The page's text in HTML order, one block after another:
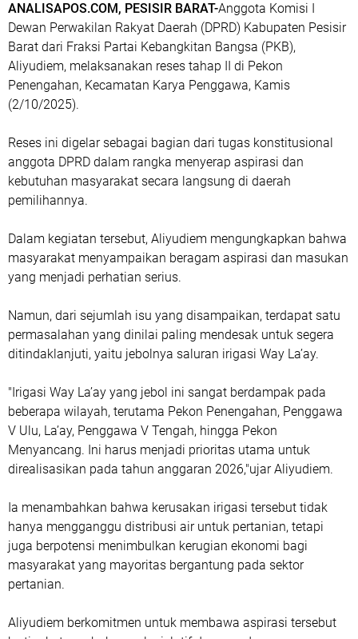
ANALISAPOS.COM, PESISIR BARAT-Anggota Komisi I
Dewan Perwakilan Rakyat Daerah (DPRD) Kabupaten Pesisir
Barat dari Fraksi Partai Kebangkitan Bangsa (PKB),
Aliyudiem, melaksanakan reses tahap II di Pekon
Penengahan, Kecamatan Karya Penggawa, Kamis
(2/10/2025).
‎Reses ini digelar sebagai bagian dari tugas konstitusional
anggota DPRD dalam rangka menyerap aspirasi dan
kebutuhan masyarakat secara langsung di daerah
pemilihannya.
‎Dalam kegiatan tersebut, Aliyudiem mengungkapkan bahwa
masyarakat menyampaikan beragam aspirasi dan masukan
yang menjadi perhatian serius.
‎Namun, dari sejumlah isu yang disampaikan, terdapat satu
permasalahan yang dinilai paling mendesak untuk segera
ditindaklanjuti, yaitu jebolnya saluran irigasi Way La’ay.
‎"Irigasi Way La’ay yang jebol ini sangat berdampak pada
beberapa wilayah, terutama Pekon Penengahan, Penggawa
V Ulu, La’ay, Penggawa V Tengah, hingga Pekon
Menyancang. Ini harus menjadi prioritas utama untuk
direalisasikan pada tahun anggaran 2026,"ujar Aliyudiem.
‎Ia menambahkan bahwa kerusakan irigasi tersebut tidak
hanya mengganggu distribusi air untuk pertanian, tetapi
juga berpotensi menimbulkan kerugian ekonomi bagi
masyarakat yang mayoritas bergantung pada sektor
pertanian.
‎Aliyudiem berkomitmen untuk membawa aspirasi tersebut